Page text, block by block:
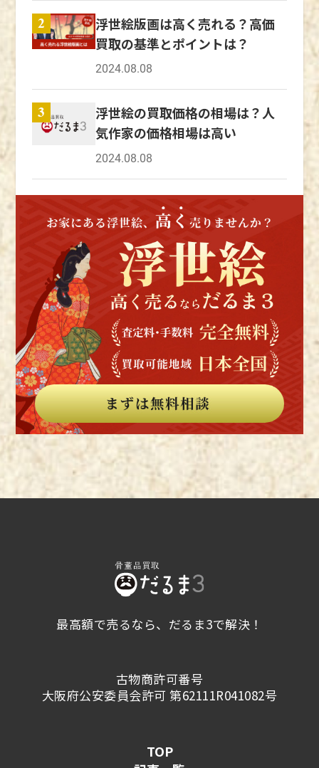
浮世絵 ゴッホは、パリで浮世絵を鑑賞し、そ
の鮮やかな色彩や構図に魅了されたといわれて
います。 当時の西洋では、肖像画や宗教画、
日本の浮世絵は風俗画と呼ばれるジャンルで、
人々の暮らしをメインにした絵画です。 西洋
にはなかった題材を描いていた点も、西洋の画
家たちに大きな衝撃を与えたと考えられるでし
ょう。 西洋画家の中でもゴッホは特に、熱狂
的な浮世絵愛好家であったといわれています。
ゴッホの大胆な構図や鮮やかな色使いは、浮世
絵からインスピレーションを受けているといわ
れるほどです。 弟のテオに向けた手紙の中に
は、葛飾北斎の名が度々登場したり、浮世絵の
話題がよく綴られていたりしました。 ゴッホ
の作品である『タンギー爺さん』の背景にも、
浮世絵が登場しています。 弟と2人暮らしをし
ていた際には、浮世絵の収集を熱心に行ってお
り、浮世絵への大きな愛が伝わってきます。 国
内外の展覧会も人気 浮世絵は、国内のみにと
どまらず、海外でも高い評価を受けており、コ
レクターも多くいるなど、その人気は、国内外
で常時展覧会が開催されるほどです。 浮世絵
人気が高まる中、ひときわ注目を集めているの
が「春画」です。 葛飾北斎が描いた『蛸と海
女』は、グロテスクな内容といわれることもあ
品となっています。 日本における春画は、19
世紀ごろからタブー視されていました。 しか
し近年、海外で春画を題材にした研究書が多数
出版されたことをきっかけに、春画コレクショ
広がりつつあるともいえるでしょう。 時代を
超え世界へ広がる、浮世絵の人気 日本の代表
いとはいえ、日本でも古くから親しまれている
ーモアあふれる作品です。 猫の描写や表現が
豊かな作品たちは、いまもなお多くの人々に愛
されています。 浮世絵に描かれた猫たち 江戸
時代に流行した浮世絵には、猫を題材にした作
品も多く存在します。 愛らしい猫が描かれた
親しみのある作品から、浮世絵の世界を深めて
いくのもお勧めです。 豊原周延 作家名：豊原
周延（とよはらちかのぶ） 生没年：1838
しゅうちかのぶ）ともいい、戊辰戦争で幕府側
について戦った異色の浮世絵師として知られて
います。 幼少のころは狩野派で絵画技法を学
び、その後は、渓斎英泉の門人から浮世絵を教
わりました。のちに、歌川国芳や歌川国貞にも
師事し、師の他界後は、歌川国貞の門人であっ
た豊原国周から学びを受けます。 絵の学びを
続ける中、幕末の戊辰戦争が勃発。 豊原国周
は、江戸の高田藩士で結成された神木隊として
上野戦争に参戦しました。 その後、箱館戦争
を戦うなど激動のときを過ごしたのでした。そ
のため、本格的に浮世絵師として活動できたの
は、40歳を過ぎてからでした。 優美な美人画
や躍動感ある役者絵、戦争絵、時事画題、歴史
画などさまざまなジャンルを描き、明治という
時代を彩っていきます。 色鮮やかな着物を着
た女性と子ども、そしておもちゃに戯れる猫の
姿が描かれています。猫は、紐でくくられてい
筆斎文調は、1760年ごろから浮世絵を描いて
いた浮世絵師といわれています。 もとは狩野
派の石川幸元の門人とされており、のちに浮世
絵へ転向した絵師です。 勝川春章と『絵本舞
います。 浮世絵作品の数は少なく、とりわけ
肉筆画は、ほとんど残されていません。 一筆
にいたことが分かる作品といえるでしょう。
2
浮世絵版画は高く売れる？高価
買取の基準とポイントは？
2024.08.08
3
浮世絵の買取価格の相場は？人
気作家の価格相場は高い
2024.08.08
最高額で売るなら、だるま3で解決！
古物商許可番号
大阪府公安委員会許可 第62111R041082号
TOP